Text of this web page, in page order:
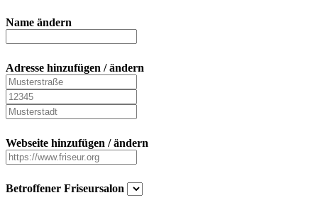
Name ändern
Adresse hinzufügen / ändern
Webseite hinzufügen / ändern
Betroffener Friseursalon